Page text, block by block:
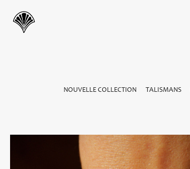
NOUVELLE COLLECTION TALISMANS